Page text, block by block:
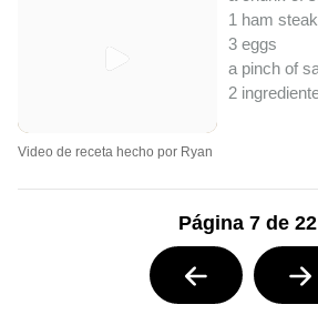
1 ham steak
3 eggs
a pinch of
2
Video de receta hecho por Ryan
Página 7 de 22